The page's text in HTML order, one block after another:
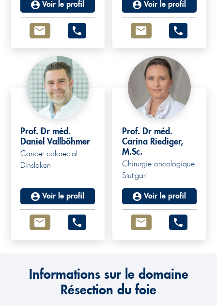
Voir le profil Voir le profil
Prof. Dr méd.
Daniel Vallböhmer
Cancer colorectal
Dinslaken
Voir le profil
Prof. Dr méd.
Carina Riediger,
M.Sc.
Chirurgie oncologique
Stuttgart
Voir le profil
Informations sur le domaine
Résection du foie